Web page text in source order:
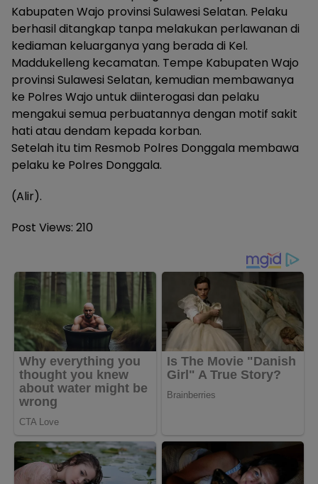
Kabupaten Wajo provinsi Sulawesi Selatan. Pelaku
berhasil ditangkap tanpa melakukan perlawanan di
kediaman keluarganya yang berada di Kel.
Maddukelleng kecamatan. Tempe Kabupaten Wajo
provinsi Sulawesi Selatan, kemudian membawanya
ke Polres Wajo untuk diinterogasi dan pelaku
mengakui semua perbuatannya dengan motif sakit
hati atau dendam kepada korban.
Setelah itu tim Resmob Polres Donggala membawa
pelaku ke Polres Donggala.
(Alir).
Post Views: 210